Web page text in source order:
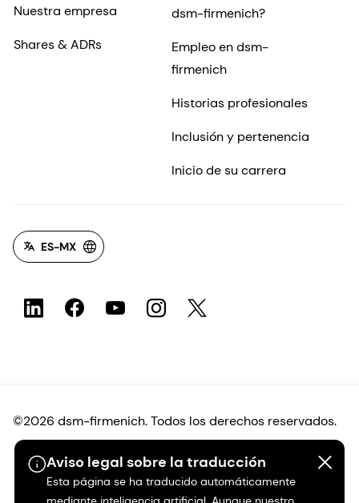
Aviso legal sobre la traducción
Esta página se ha traducido automáticamente
Nuestra empresa
Shares & ADRs
dsm-firmenich?
Empleo en dsm-
firmenich
Historias profesionales
Inclusión y pertenencia
Inicio de su carrera
ES-MX
©2026 dsm-firmenich. Todos los derechos reservados.
Protección de datos